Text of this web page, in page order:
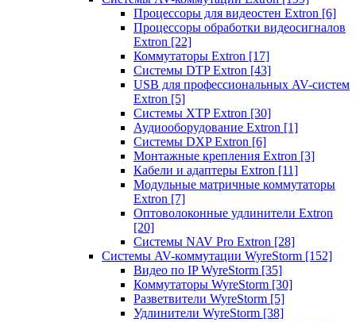
Процессоры для видеостен Extron [6]
Процессоры обработки видеосигналов
Extron [22]
Коммутаторы Extron [17]
Системы DTP Extron [43]
USB для профессиональных AV-систем
Extron [5]
Системы XTP Extron [30]
Аудиооборудование Extron [1]
Системы DXP Extron [6]
Монтажные крепления Extron [3]
Кабели и адаптеры Extron [11]
Модульные матричные коммутаторы
Extron [7]
Оптоволоконные удлинители Extron
[20]
Системы NAV Pro Extron [28]
Системы AV-коммутации WyreStorm [152]
Видео по IP WyreStorm [35]
Коммутаторы WyreStorm [30]
Разветвители WyreStorm [5]
Удлинители WyreStorm [38]